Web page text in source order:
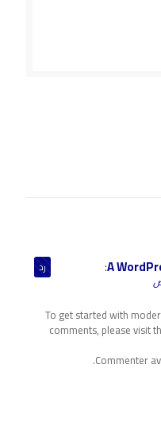
A
:
To get started with
comments, please visit
Commenter
.
رد